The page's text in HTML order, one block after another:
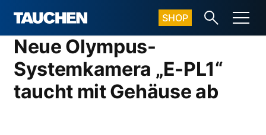
SHOP
Neue Olympus-
Systemkamera „E-PL1“
taucht mit Gehäuse ab